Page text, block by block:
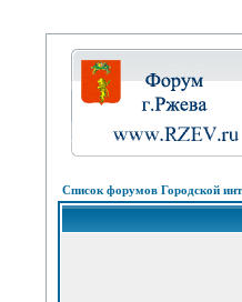
Список форумов Городской